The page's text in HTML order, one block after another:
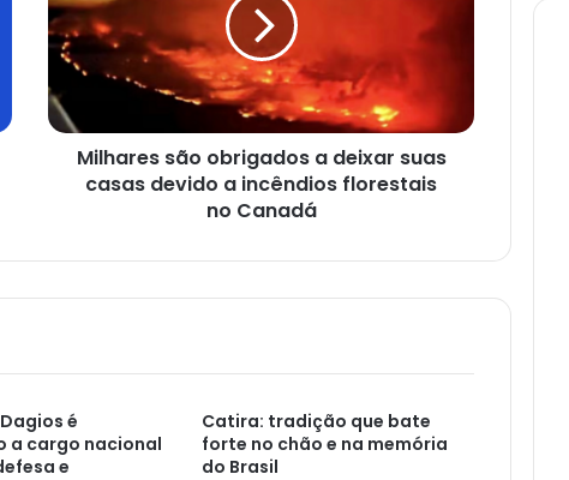
Milhares são obrigados a deixar suas
casas devido a incêndios florestais
no Canadá
é
a cargo nacional
e
Catira: tradição que bate
forte no chão e na memória
do Brasil